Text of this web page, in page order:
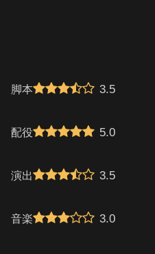
脚本 3.5
配役 5.0
演出 3.5
音楽 3.0